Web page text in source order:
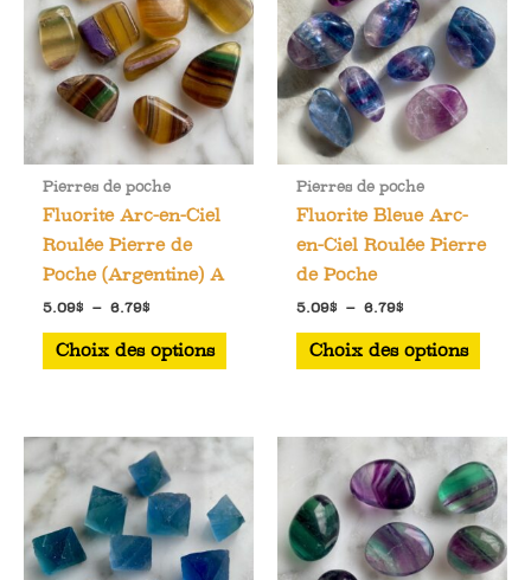
être
la
Pierres de poche
Fluorite Arc-en-Ciel
Roulée Pierre de
Poche (Argentine) A
5.09$ – 6.79$Plage
prix :
5.09$
Choix des options
Ce
produit
options
peuvent
Pierres de poche
Fluorite Bleue Arc-
en-Ciel Roulée Pierre
de Poche
5.09$ – 6.79$Plage
prix :
5.09$
Choix des options
Ce
Les
être